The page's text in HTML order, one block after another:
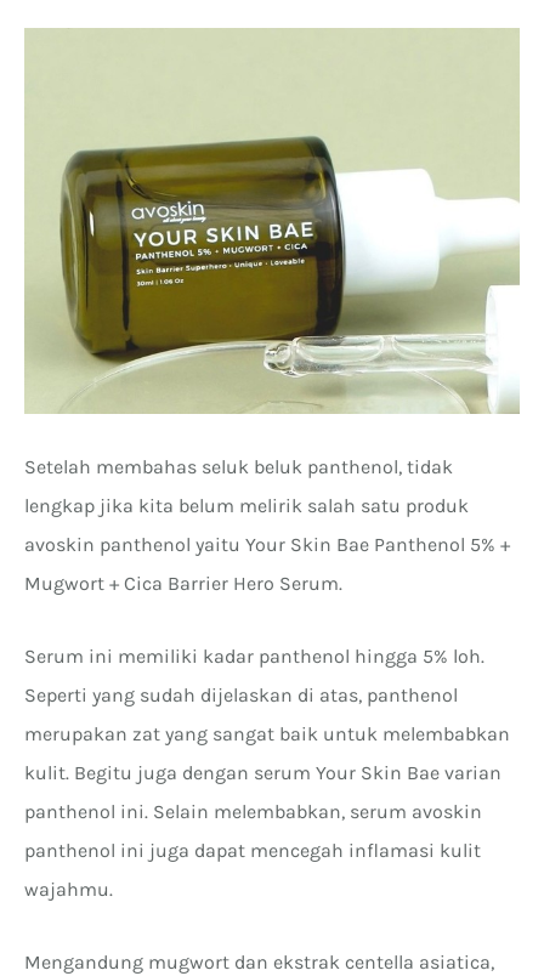
Setelah membahas seluk beluk panthenol, tidak
lengkap jika kita belum melirik salah satu produk
avoskin panthenol yaitu Your Skin Bae Panthenol 5% +
Mugwort + Cica Barrier Hero Serum.
Serum ini memiliki kadar panthenol hingga 5% loh.
Seperti yang sudah dijelaskan di atas, panthenol
merupakan zat yang sangat baik untuk melembabkan
kulit. Begitu juga dengan serum Your Skin Bae varian
panthenol ini. Selain melembabkan, serum avoskin
panthenol ini juga dapat mencegah inflamasi kulit
wajahmu.
Mengandung mugwort dan ekstrak centella asiatica,